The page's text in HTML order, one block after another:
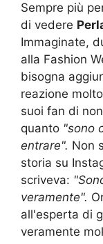
Sempre più
di vedere
Immaginate,
alla Fashion
bisogna
reazione
suoi fan di
quanto "sono
entrare". Non
storia su
scriveva:
veramente".
all'esperta di
veramente